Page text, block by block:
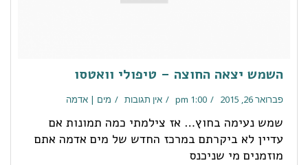
השמש יצאה החוצה – טיפולי וואטסו
פברואר 26, 2015 1:00 pm אין תגובות מים | אדמה
שמש נעימה בחוץ… אז צילמתי כמה תמונות אם
עדיין לא ביקרתם במרכז החדש של מים אדמה אתם
מוזמנים מי שניכנס